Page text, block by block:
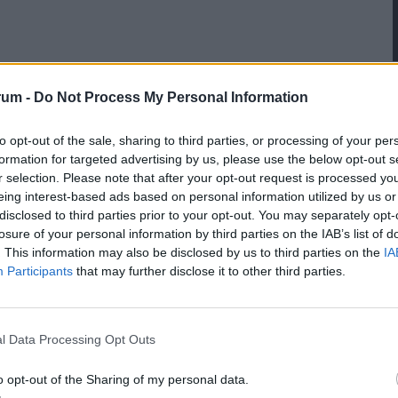
- Do Not Process My Personal Information
opt-out of the sale, sharing to third parties, or processing of your
for targeted advertising by us, please use the below opt-out
selection. Please note that after your opt-out request is processed
interest-based ads based on personal information utilized by us
to third parties prior to your opt-out. You may separately
of your personal information by third parties on the IAB’s list of
This information may also be disclosed by us to third parties on the
Participants that may further disclose it to other third parties.
Data Processing Opt Outs
opt-out of the Sharing of my personal data.
szemben zéró toleranciát hirdettek. Ruszin-
ügyeinek felülvizsgálatát. Ennek
és a Védelmi Beszerzési Ügynökséget ért
esek ügyét, az eltűnt haditechnikai
kifizetéseit, valamint a hintóvásárlás
és a védelmi ipar privatizációját
tájékoztatják a nyilvánosságot.
ápolása is hangsúlyos szerepet kap.
minden alakulat állománya szavazással